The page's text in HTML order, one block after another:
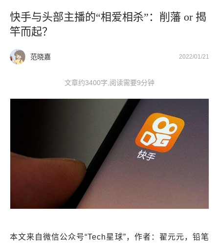
快手与头部主播的“相爱相杀”：削藩 or 揭
竿而起？
范晓嘉 2022/01/21
文章约3400字,阅读需要9分钟
本文来自微信公众号“Tech星球”，作者：翟元元，铅笔